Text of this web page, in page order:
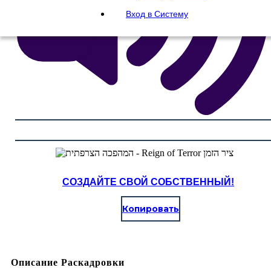
Вход в Систему
СОЗДАЙТЕ СВОЙ СОБСТВЕННЫЙ!
Копировать
Описание Раскадровки